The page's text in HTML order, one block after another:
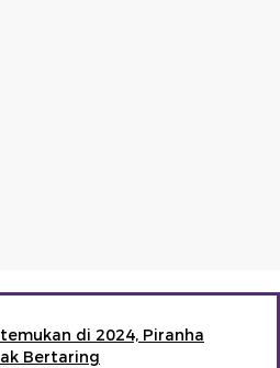
di 2024, Piranha
Bertaring